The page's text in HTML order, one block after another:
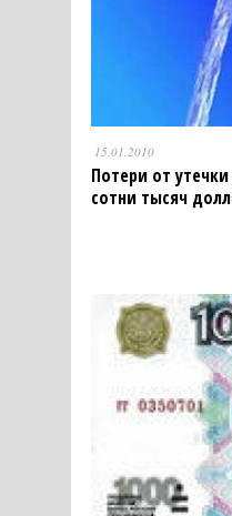
15.01.2010
Потери от
сотни тысяч